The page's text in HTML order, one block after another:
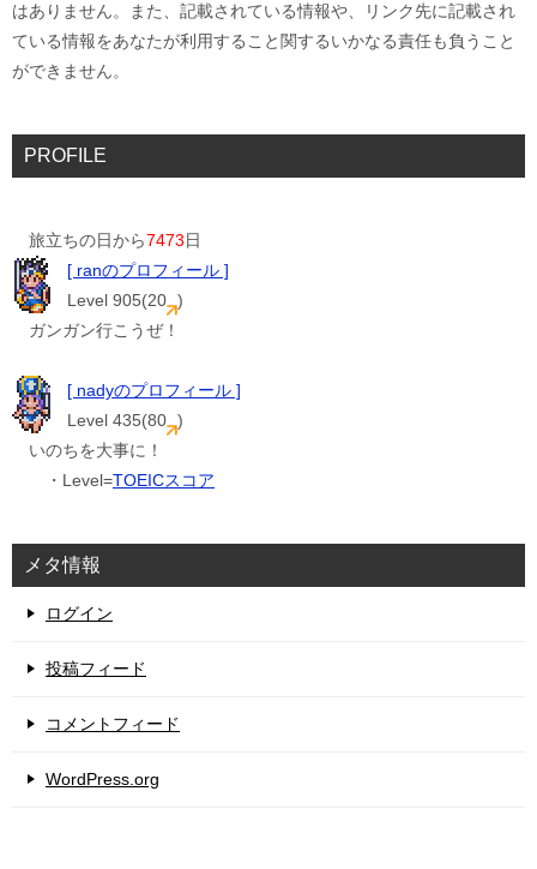
はありません。また、記載されている情報や、リンク先に記載され
ている情報をあなたが利用すること関するいかなる責任も負うこと
ができません。
PROFILE
旅立ちの日から7473日
[ ranのプロフィール ]
Level 905(20 )
ガンガン行こうぜ！
[ nadyのプロフィール ]
Level 435(80 )
いのちを大事に！
・Level=TOEICスコア
メタ情報
ログイン
投稿フィード
コメントフィード
WordPress.org